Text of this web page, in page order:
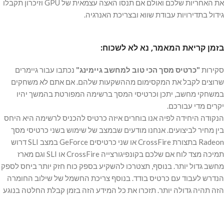
את האחריות שלכם ואולם אם תנסו האצה עצמאית של GPU וזיכרון תקבלו
גידול בתדירויות עבודת שווא ובצריכת האנרגיה.
בזמן קריאת המאמר, נא לא לשכוח:
סקירות "כרטיס מסך הכי טוב למחשב גיימינג" נכתבו עבור גיימרים
שרוצים לקבל את המקסימום מההשקעות שלהם. אם אתם לא משחקים
במשחקי מחשב, יתכן וכרטיסי המסך ברשימה המפורטת בהמשך יהיו
יקרים מדי עבורכם.
הנקודה היחידה לפיה אנו בוחרים איזה כרטיס להכניס לרשימה היא היחס
בין מחיר לביצועים. אנחנו מודעים שבמצב של שימוש בשני כרטיסי מסך
Radeon בתצורת CrossFire או שני כרטיסים GeForce במצב SLI דרוש
תמיכה מצד לוח אם שלכם בקונפיגורצייה CrossFire או SLI וגם מארז
מחשב גדול יותר. בנוסף, תצטרכו להשקיע בספק כוח חזק יותר ביחס לספק
הנדרש לעבוד עם כרטיס בודד. בנוסף צריכת החשמל של שילוב החומרה
הזה תהיה גדולה יותר. תזכרו את כל המידע הזה בזמן קבלת החלטה בנוגע